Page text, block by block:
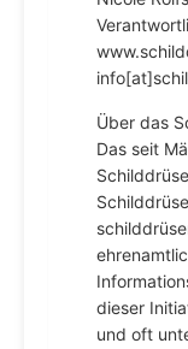
Über das
Das seit
dieser
und oft